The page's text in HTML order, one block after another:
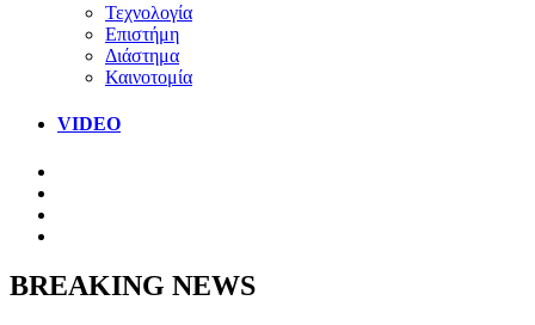
Τεχνολογία
Επιστήμη
Διάστημα
Καινοτομία
VIDEO
BREAKING NEWS